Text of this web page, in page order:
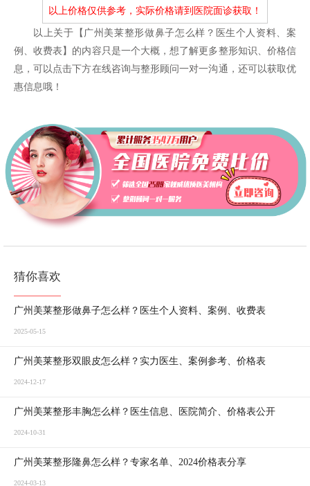
以上价格仅供参考，实际价格请到医院面诊获取！
以上关于【广州美莱整形做鼻子怎么样？医生个人资料、案
例、收费表】的内容只是一个大概，想了解更多整形知识、价格信
息，可以点击下方在线咨询与整形顾问一对一沟通，还可以获取优
惠信息哦！
猜你喜欢
广州美莱整形做鼻子怎么样？医生个人资料、案例、收费表
2025-05-15
广州美莱整形双眼皮怎么样？实力医生、案例参考、价格表
2024-12-17
广州美莱整形丰胸怎么样？医生信息、医院简介、价格表公开
2024-10-31
广州美莱整形隆鼻怎么样？专家名单、2024价格表分享
2024-03-13